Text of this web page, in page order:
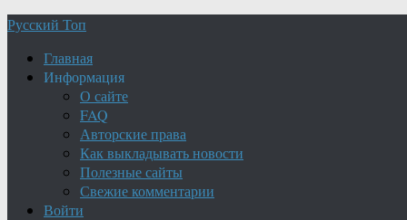
Русский Топ
Главная
Информация
О сайте
FAQ
Авторские права
Как выкладывать новости
Полезные сайты
Свежие комментарии
Войти